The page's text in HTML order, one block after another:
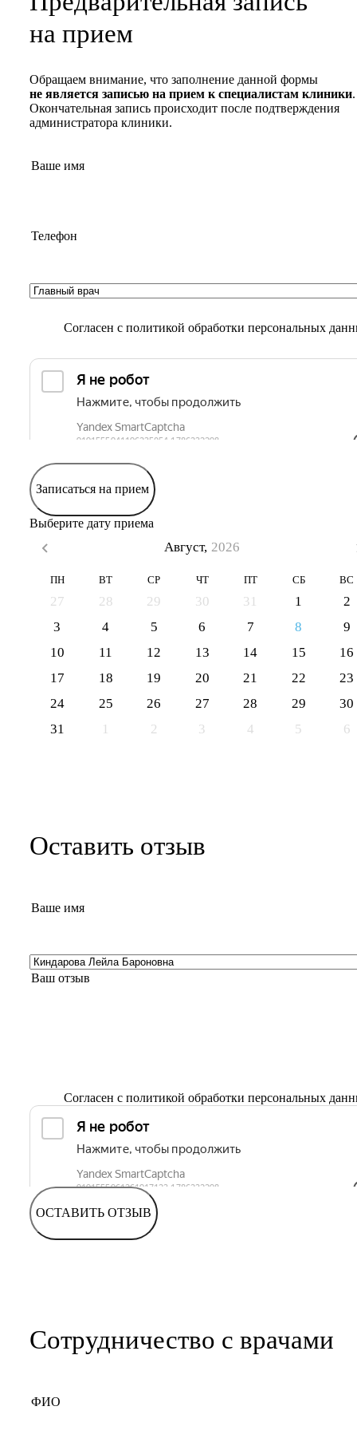
на прием
Обращаем внимание, что заполнение данной формы
не является записью на прием к специалистам клиники.
Окончательная запись происходит после подтверждения
администратора клиники.
Согласен с политикой обработки персональных
Записаться на прием
Выберите дату приема
Август, 2026
ПН ВТ СР ЧТ ПТ СБ ВС
27 28 29 30 31 1
2
3
4 5 6 7 8
9
10
11 12 13 14 15
16
17
18 19 20 21 22
23
24
25 26 27 28 29
30
31
1 2 3 4 5 6
Оставить отзыв
Согласен с политикой обработки персональных
ОСТАВИТЬ ОТЗЫВ
Сотрудничество с врачами